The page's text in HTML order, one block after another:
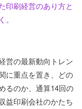
印刷経営のあり方と
営の最新動向トレン
に重点を置き、どの
るのか、通算14回の
益印刷会社のかたち